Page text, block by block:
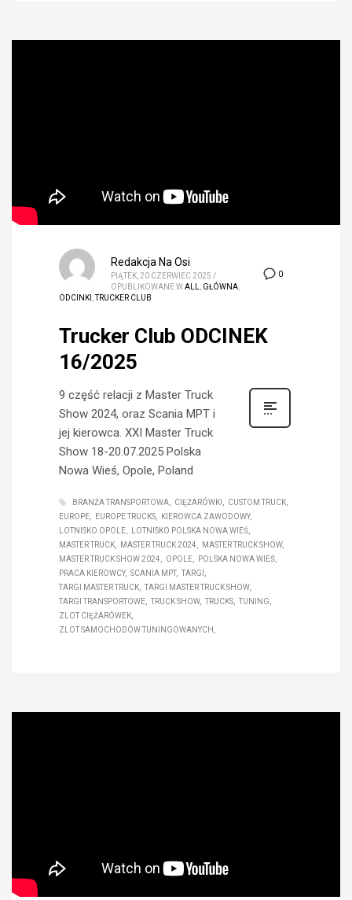
0
Redakcja Na Osi
PIĄTEK, 20 CZERWIEC 2025 /
OPUBLIKOWANE WALL GŁÓWNA
ODCINKI ,TRUCKER CLUB
Trucker Club ODCINEK
16/2025
9 część relacji z Master Truck
Show 2024, oraz Scania MPT i
jej kierowca. XXI Master Truck
Show 18-20.07.2025 Polska
Nowa Wieś, Opole, Poland
BRANŻA TRANSPORTOWA CIĘŻARÓWKI
CUSTOM TRUCK
EUROPE
EUROPE TRUCKS
KIEROWCA ZAWODOWY
LOTNISKO OPOLE
LOTNISKO POLSKA NOWA WIEŚ
MASTER TRUCK
MASTER TRUCK 2024
MASTER TRUCK SHOW
MASTER TRUCK SHOW 2024
OPOLE
POLSKA NOWA WIEŚ
PRACA KIEROWCY
SCANIA MPT
TARGI
TARGI MASTER TRUCK
TARGI MASTER TRUCK SHOW
TARGI TRANSPORTOWE
TRUCK SHOW TRUCKS
TUNING
ZLOT CIĘŻARÓWEK
ZLOT SAMOCHODÓW TUNINGOWANYCH